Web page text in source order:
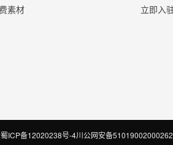
素材
立即入
蜀ICP备12020238号-4川公网安备51019002000262